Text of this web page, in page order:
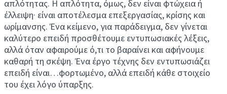
απλότητας. Η απλότητα, όμως, δεν είναι φτώχεια ή
έλλειψη· είναι αποτέλεσμα επεξεργασίας, κρίσης και
ωρίμανσης. Ένα κείμενο, για παράδειγμα, δεν γίνεται
καλύτερο επειδή προσθέτουμε εντυπωσιακές λέξεις,
αλλά όταν αφαιρούμε ό,τι το βαραίνει και αφήνουμε
καθαρή τη σκέψη. Ένα έργο τέχνης δεν εντυπωσιάζει
επειδή είναι…φορτωμένο, αλλά επειδή κάθε στοιχείο
του έχει λόγο ύπαρξης.